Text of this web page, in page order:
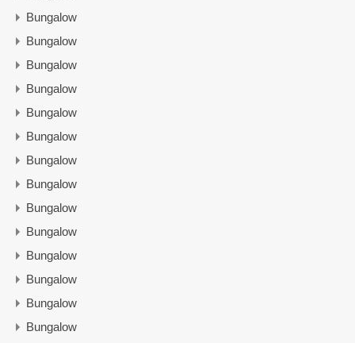
Bungalow
Bungalow
Bungalow
Bungalow
Bungalow
Bungalow
Bungalow
Bungalow
Bungalow
Bungalow
Bungalow
Bungalow
Bungalow
Bungalow